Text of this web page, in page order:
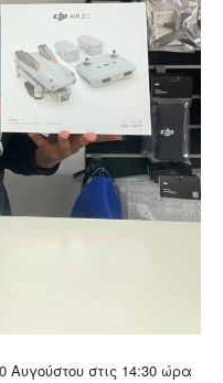
Αυγούστου στις 14:30 ώρα